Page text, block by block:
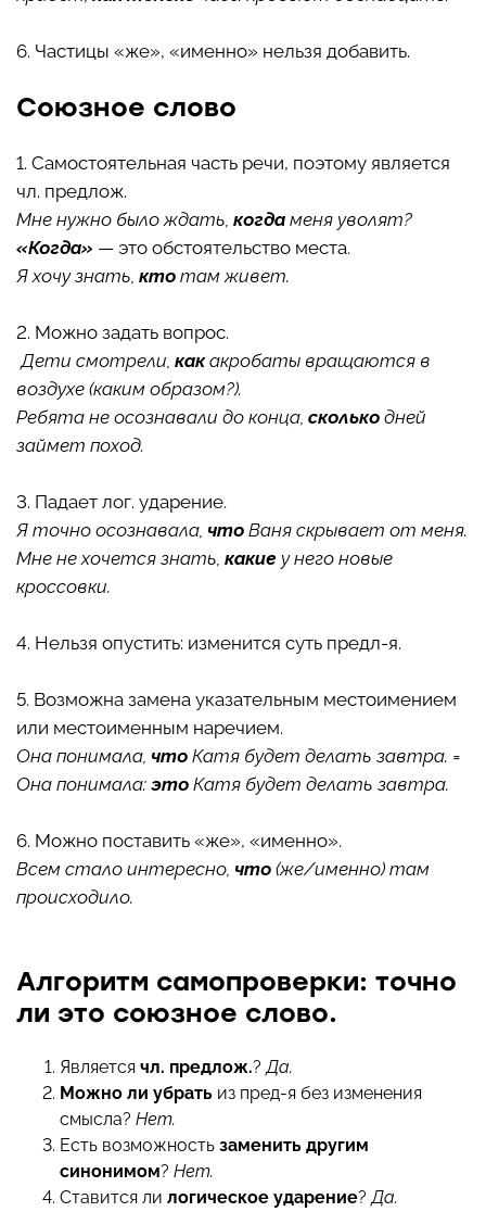
6. Частицы «же», «именно» нельзя добавить.
Союзное слово
1. Самостоятельная часть речи, поэтому является
чл. предлож.
Мне нужно было ждать, когда меня уволят?
«Когда» — это обстоятельство места.
Я хочу знать, кто там живет.
2. Можно задать вопрос.
Дети смотрели, какакробаты вращаются в
воздухе (каким образом?).
Ребята не осознавали до конца, сколько дней
займет поход.
3. Падает лог. ударение.
Я точно осознавала, что Ваня скрывает от меня.
Мне не хочется знать, какие у него новые
кроссовки.
4. Нельзя опустить: изменится суть предл-я.
5. Возможна замена указательным местоимением
или местоименным наречием.
Она понимала, что Катя будет делать завтра. =
Она понимала: это Катя будет делать завтра.
6. Можно поставить «же», «именно».
Всем стало интересно, что (же/именно) там
происходило.
Алгоритм самопроверки: точно
ли это союзное слово.
Является чл. предлож.? Да.
Можно ли убрать из пред-я без изменения
смысла? Нет.
Есть возможность заменить другим
синонимом? Нет.
Ставится ли логическое ударение? Да.